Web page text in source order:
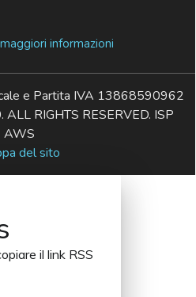
informazioni
e Partita IVA 13868590962
RIGHTS RESERVED. ISP
AWS
del sito
il link RSS